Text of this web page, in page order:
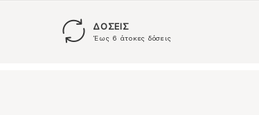
ΔΟΣΕΙΣ
Έως 6 άτοκες δόσεις